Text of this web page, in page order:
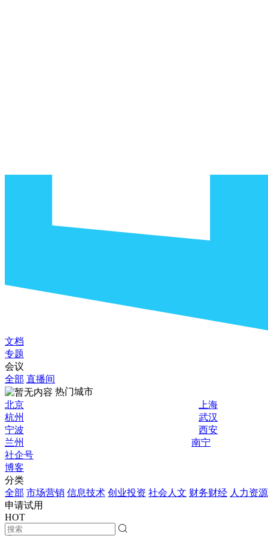
文档
专题
会议
全部 直播间
热门城市
北京
上海
杭州
武汉
宁波
西安
兰州
南宁
社企号
博客
分类
全部 市场营销 信息技术 创业投资 社会人文 财务财经 人力资源
申请试用
HOT